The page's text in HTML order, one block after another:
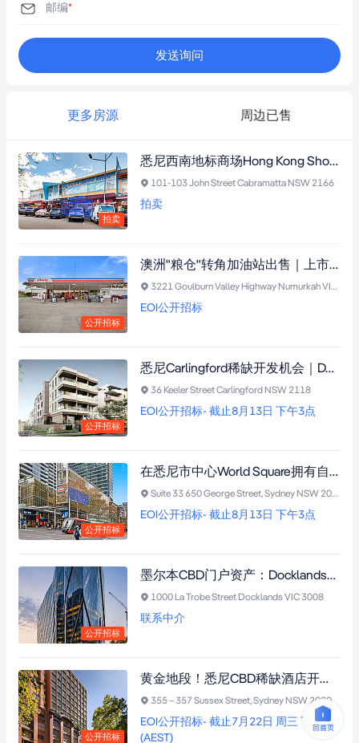
邮编*
发送询问
更多房源 周边已售
拍卖
悉尼西南地标商场Hong Kong Shopping Plaza核心铺位公开拍卖｜超25年零空置
101-103 John Street Cabramatta NSW 2166
拍卖
公开招标
澳洲"粮仓"转角加油站出售｜上市公司承租15年，年租逾$27.3万，20公里内仅3座加油站！
3221 Goulburn Valley Highway Numurkah VIC 3636
EOI公开招标
公开招标
悉尼Carlingford稀缺开发机会｜DA已批41套Boarding House，抢占高需求租赁市场
36 Keeler Street Carlingford NSW 2118
EOI公开招标- 截止8月13日 下午3点
公开招标
在悉尼市中心World Square拥有自己的办公室｜5米挑高、自然采光、产权车位，一步到位
Suite 33 650 George Street, Sydney NSW 2000
EOI公开招标- 截止8月13日 下午3点
公开招标
墨尔本CBD门户资产：Docklands新一代A级办公大楼，坐拥50亿区域更新红利，蓝筹租户坐镇 + 极致性价比！
1000 La Trobe Street Docklands VIC 3008
联系中介
公开招标
黄金地段！悉尼CBD稀缺酒店开发用地｜DA已获批17层266间客房高端酒店，永久产权，品牌与定位完全由买家主导
355 – 357 Sussex Street, Sydney NSW 2000
EOI公开招标- 截止7月22日 周三 下午3点
(AEST)